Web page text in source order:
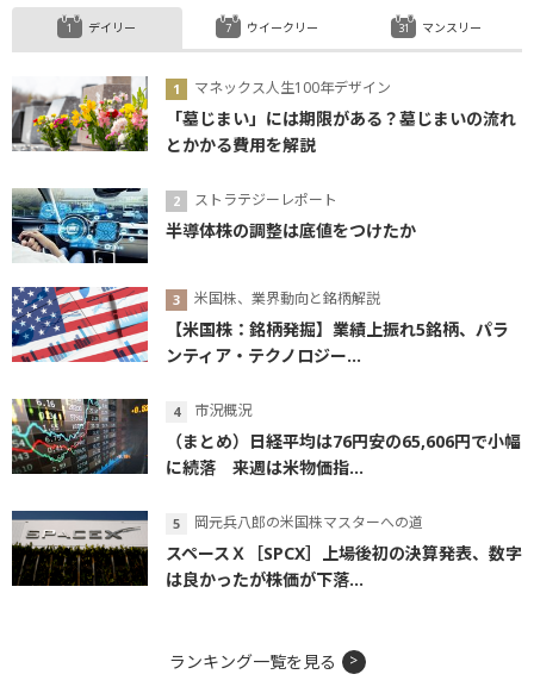
デイリー
マネックス人生100年デザイン
「墓じまい」には期限がある？墓じまいの流れ
とかかる費用を解説
ストラテジーレポート
半導体株の調整は底値をつけたか
米国株、業界動向と銘柄解説
【米国株：銘柄発掘】業績上振れ5銘柄、パラ
ンティア・テクノロジー...
市況概況
（まとめ）日経平均は76円安の65,606円で小幅
に続落 来週は米物価指...
岡元兵八郎の米国株マスターへの道
スペースＸ［SPCX］上場後初の決算発表、数字
は良かったが株価が下落...
ウイークリー マンスリー
ランキング一覧を見る